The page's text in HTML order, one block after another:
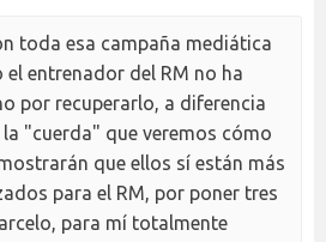
toda esa campaña mediática
el entrenador del RM no ha
por recuperarlo, a diferencia
"cuerda" que veremos cómo
que ellos sí están más
para el RM, por poner tres
para mí totalmente